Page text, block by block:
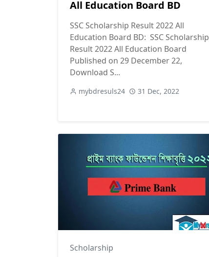
All Education Board BD
SSC Scholarship Result 2022 All
Education Board BD: SSC Scholarship
Result 2022 All Education Board
Published on 29 December 22,
Download S...
mybdresuls24 31 Dec, 2022
Scholarship